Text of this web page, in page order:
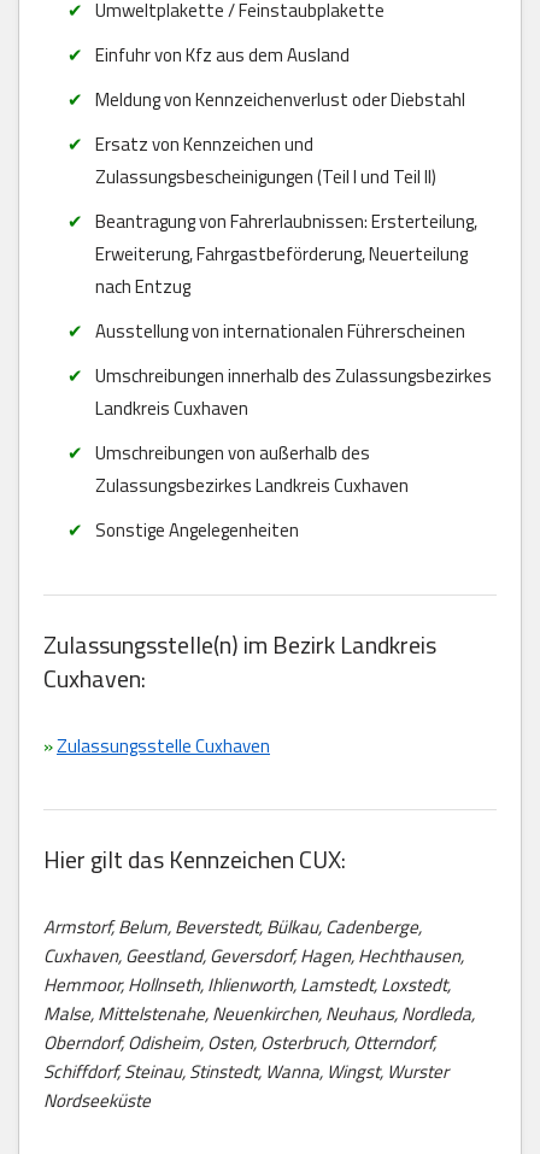
Umweltplakette / Feinstaubplakette
Einfuhr von Kfz aus dem Ausland
Meldung von Kennzeichenverlust oder Diebstahl
Ersatz von Kennzeichen und
Zulassungsbescheinigungen (Teil I und Teil II)
Beantragung von Fahrerlaubnissen: Ersterteilung,
Erweiterung, Fahrgastbeförderung, Neuerteilung
nach Entzug
Ausstellung von internationalen Führerscheinen
Umschreibungen innerhalb des Zulassungsbezirkes
Landkreis Cuxhaven
Umschreibungen von außerhalb des
Zulassungsbezirkes Landkreis Cuxhaven
Sonstige Angelegenheiten
Zulassungsstelle(n) im Bezirk Landkreis
Cuxhaven:
»Zulassungsstelle Cuxhaven
Hier gilt das Kennzeichen CUX:
Armstorf, Belum, Beverstedt, Bülkau, Cadenberge,
Cuxhaven, Geestland, Geversdorf, Hagen, Hechthausen,
Hemmoor, Hollnseth, Ihlienworth, Lamstedt, Loxstedt,
Malse, Mittelstenahe, Neuenkirchen, Neuhaus, Nordleda,
Oberndorf, Odisheim, Osten, Osterbruch, Otterndorf,
Schiffdorf, Steinau, Stinstedt, Wanna, Wingst, Wurster
Nordseeküste